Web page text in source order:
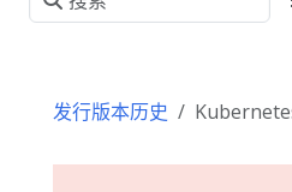
发行版本历史